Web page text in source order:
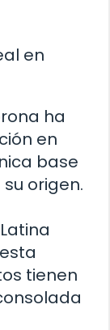
en
ha
en
base
origen.
tienen